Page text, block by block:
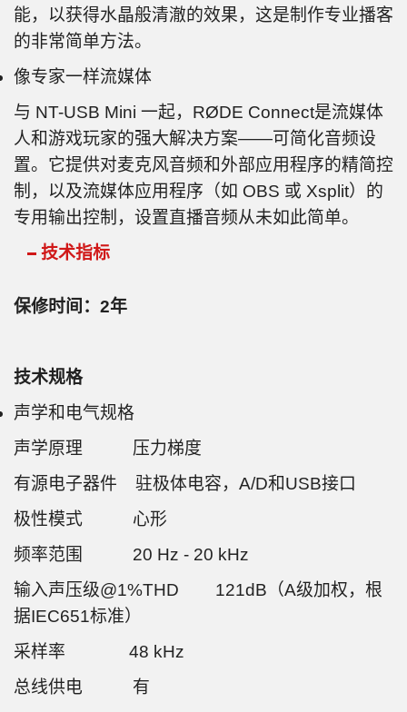
能，以获得水晶般清澈的效果，这是制作专业播客
的非常简单方法。
像专家一样流媒体
与 NT-USB Mini 一起，RØDE Connect是流媒体
人和游戏玩家的强大解决方案——可简化音频设
置。它提供对麦克风音频和外部应用程序的精简控
制，以及流媒体应用程序（如 OBS 或 Xsplit）的
专用输出控制，设置直播音频从未如此简单。
技术指标
保修时间：2年
技术规格
声学和电气规格
声学原理 压力梯度
有源电子器件 驻极体电容，A/D和USB接口
极性模式 心形
频率范围 20 Hz - 20 kHz
输入声压级@1%THD 121dB（A级加权，根
据IEC651标准）
采样率 48 kHz
总线供电 有